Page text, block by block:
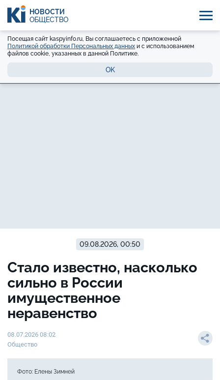
НОВОСТИ
ОБЩЕСТВО
Посещая сайт kaspyinfo.ru, Вы соглашаетесь с приложенной
Политикой обработки Персональных данных и с использованием
файлов cookie, указанных в данной Политике.
OK
09.08.2026, 00:50
Стало известно, насколько
сильно в России
имущественное
неравенство
08.07.2026 08:02
Общество
Фото: Елены Зимней